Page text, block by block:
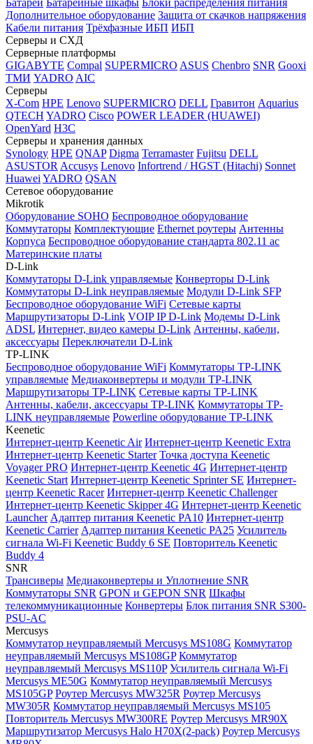
Батареи Батарейные шкафы Блоки распределения питания
Дополнительное оборудование Защита от скачков напряжения
Кабели питания Трёхфазные ИБП ИБП
Серверы и СХД
Серверные платформы
GIGABYTE Compal SUPERMICRO ASUS Chenbro SNR Gooxi
ТМИ YADRO AIC
Серверы
X-Com HPE Lenovo SUPERMICRO DELL Гравитон Aquarius
QTECH YADRO Cisco POWER LEADER (HUAWEI)
OpenYard H3C
Серверы и хранения данных
Synology HPE QNAP Digma Terramaster Fujitsu DELL
ASUSTOR Accusys Lenovo Infortrend / HGST (Hitachi) Sonnet
Huawei YADRO QSAN
Сетевое оборудование
Mikrotik
Оборудование SOHO Беспроводное оборудование
Коммутаторы Комплектующие Ethernet роутеры Антенны
Корпуса Беспроводное оборудование стандарта 802.11 ас
Материнские платы
D-Link
Коммутаторы D-Link управляемые Конверторы D-Link
Коммутаторы D-Link неуправляемые Модули D-Link SFP
Беспроводное оборудование WiFi Сетевые карты
Маршрутизаторы D-Link VOIP IP D-Link Модемы D-Link
ADSL Интернет, видео камеры D-Link Антенны, кабели,
аксессуары Переключатели D-Link
TP-LINK
Беспроводное оборудование WiFi Коммутаторы TP-LINK
управляемые Медиаконвертеры и модули TP-LINK
Маршрутизаторы TP-LINK Сетевые карты TP-LINK
Антенны, кабели, аксессуары TP-LINK Коммутаторы TP-
LINK неуправляемые Powerline оборудование TP-LINK
Keenetic
Интернет-центр Keenetic Air Интернет-центр Keenetic Extra
Интернет-центр Keenetic Starter Точка доступа Keenetic
Voyager PRO Интернет-центр Keenetic 4G Интернет-центр
Keenetic Start Интернет-центр Keenetic Sprinter SE Интернет-
центр Keenetic Racer Интернет-центр Keenetic Challenger
Интернет-центр Keenetic Skipper 4G Интернет-центр Keenetic
Launcher Адаптер питания Keenetic PA10 Интернет-центр
Keenetic Carrier Адаптер питания Keenetic PA25 Усилитель
сигнала Wi-Fi Keenetic Buddy 6 SE Повторитель Keenetic
Buddy 4
SNR
Трансиверы Медиаконвертеры и Уплотнение SNR
Коммутаторы SNR GPON и GEPON SNR Шкафы
телекоммуникационные Конвертеры Блок питания SNR S300-
PSU-AC
Mercusys
Коммутатор неуправляемый Mercusys MS108G Коммутатор
неуправляемый Mercusys MS108GP Коммутатор
неуправляемый Mercusys MS110P Усилитель сигнала Wi-Fi
Mercusys ME50G Коммутатор неуправляемый Mercusys
MS105GP Роутер Mercusys MW325R Роутер Mercusys
MW305R Коммутатор неуправляемый Mercusys MS105
Повторитель Mercusys MW300RE Роутер Mercusys MR90X
Маршрутизатор Mercusys Halo H70X(2-pack) Роутер Mercusys